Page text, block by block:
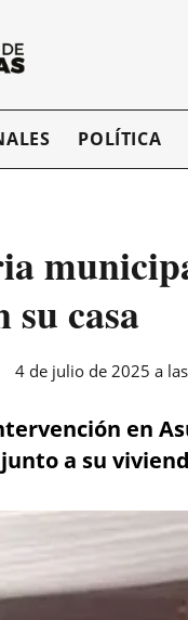
POLÍTICA
su casa
4 de julio de 2025 a
en
a su